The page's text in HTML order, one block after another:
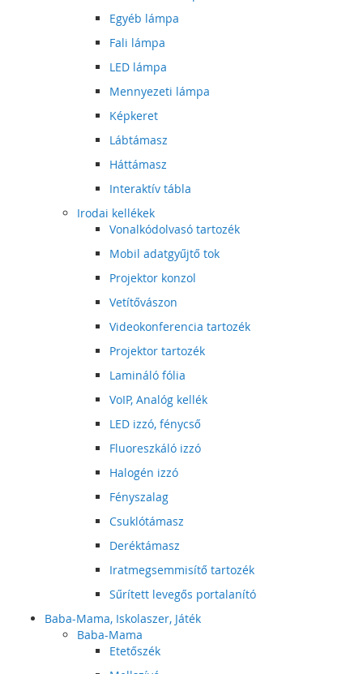
Egyéb lámpa
Fali lámpa
LED lámpa
Mennyezeti lámpa
Képkeret
Lábtámasz
Háttámasz
Interaktív tábla
Irodai kellékek
Vonalkódolvasó tartozék
Mobil adatgyűjtő tok
Projektor konzol
Vetítővászon
Videokonferencia tartozék
Projektor tartozék
Lamináló fólia
VoIP, Analóg kellék
LED izzó, fénycső
Fluoreszkáló izzó
Halogén izzó
Fényszalag
Csuklótámasz
Deréktámasz
Iratmegsemmisítő tartozék
Sűrített levegős portalanító
Baba-Mama, Iskolaszer, Játék
Baba-Mama
Etetőszék